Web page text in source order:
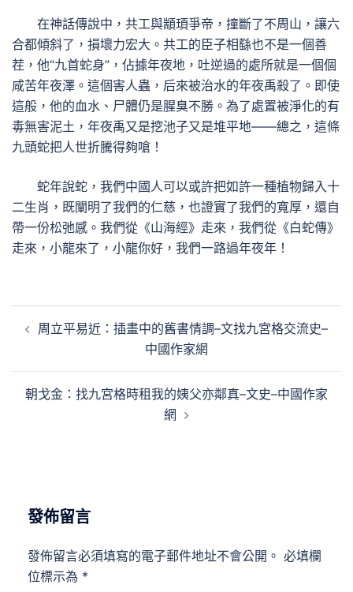
在神話傳說中，共工與顓頊爭帝，撞斷了不周山，讓六
合都傾斜了，損壞力宏大。共工的臣子相繇也不是一個善
茬，他“九首蛇身”，佔據年夜地，吐逆過的處所就是一個個
咸苦年夜澤。這個害人蟲，后來被治水的年夜禹殺了。即使
這般，他的血水、尸體仍是腥臭不勝。為了處置被淨化的有
毒無害泥土，年夜禹又是挖池子又是堆平地——總之，這條
九頭蛇把人世折騰得夠嗆！
蛇年說蛇，我們中國人可以或許把如許一種植物歸入十
二生肖，既闡明了我們的仁慈，也證實了我們的寬厚，還自
帶一份松弛感。我們從《山海經》走來，我們從《白蛇傳》
走來，小龍來了，小龍你好，我們一路過年夜年！
章
覽
周立平易近：插畫中的舊書情調–文找九宮格交流史–
中國作家網
朝戈金：找九宮格時租我的姨父亦鄰真–文史–中國作家
網
發佈留言
發佈留言必須填寫的電子郵件地址不會公開。 必填欄
位標示為 *